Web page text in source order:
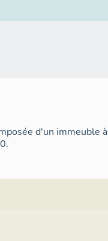
d'un immeuble à